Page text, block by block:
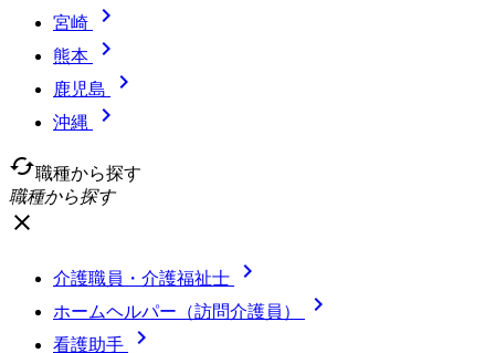
宮崎 
熊本 
鹿児島 
沖縄

cached職種から探す
職種から探す
close
介護職員・介護福祉士 
ホームヘルパー（訪問介護員） 
看護助手 